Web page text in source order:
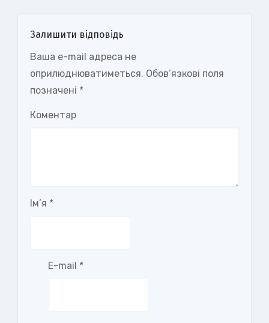
Залишити відповідь
Ваша e-mail адреса не
оприлюднюватиметься. Обов’язкові поля
позначені *
Коментар
Ім’я *
E-mail *